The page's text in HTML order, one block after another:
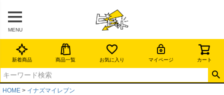
MENU
新着商品 商品一覧 お気に入り マイページ カート
HOME
イナズマイレブン